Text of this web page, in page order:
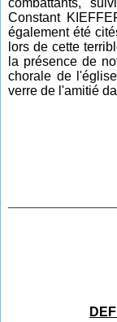
combattants,
Constant
également été
lors de cette
la présence de
chorale de
verre de l'amitié